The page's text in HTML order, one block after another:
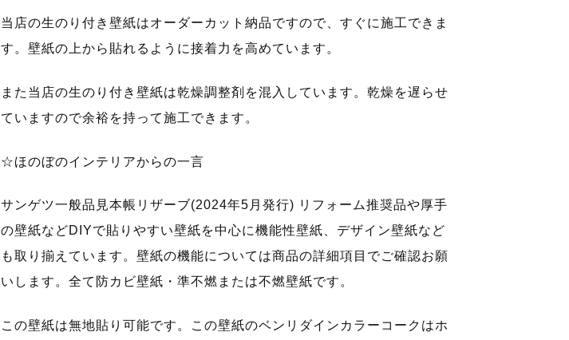
当店の生のり付き壁紙はオーダーカット納品ですので、すぐに施工できま
す。壁紙の上から貼れるように接着力を高めています。
また当店の生のり付き壁紙は乾燥調整剤を混入しています。乾燥を遅らせ
ていますので余裕を持って施工できます。
☆ほのぼのインテリアからの一言
サンゲツ一般品見本帳リザーブ(2024年5月発行) リフォーム推奨品や厚手
の壁紙などDIYで貼りやすい壁紙を中心に機能性壁紙、デザイン壁紙など
も取り揃えています。壁紙の機能については商品の詳細項目でご確認お願
いします。全て防カビ壁紙・準不燃または不燃壁紙です。
この壁紙は無地貼り可能です。この壁紙のベンリダインカラーコークはホ